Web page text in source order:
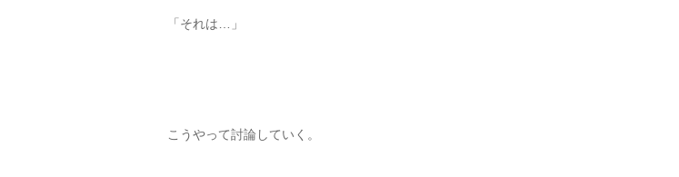
「それは…」
こうやって討論していく。